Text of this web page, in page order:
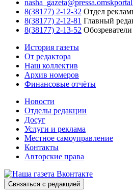
8(38177) 2-12-32 Отдел
8(38177) 2-12-81 Главный
8(38177) 2-13-52 Обозреватели
История газеты
От редактора
Наш коллектив
Архив номеров
Финансовые отчёты
Новости
Отделы редакции
Досуг
Услуги и реклама
Местное самоуправление
Контакты
Авторские права
Связаться с редакцией